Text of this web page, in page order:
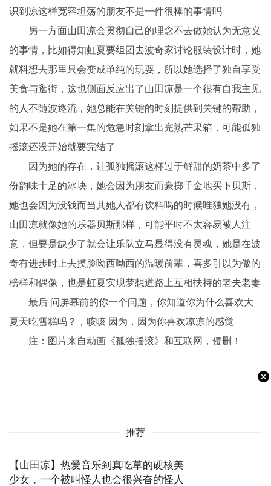
识到凉这样宽容坦荡的朋友不是一件很棒的事情吗
另一方面山田凉会贯彻自己的理念不去做她认为无意义
的事情，比如得知虹夏要组团去波奇家讨论服装设计时，她
就料想去那里只会变成单纯的玩耍，所以她选择了独自享受
美食与逛街，这也侧面反应出了山田凉是一个很有自我主见
的人不随波逐流，她总能在关键的时刻提供到关键的帮助，
如果不是她在第一集的危急时刻拿出完熟芒果箱，可能孤独
摇滚还没开始就要完结了
因为她的存在，让孤独摇滚这杯过于鲜甜的奶茶中多了
份韵味十足的冰块，她会因为朋友而豪掷千金地买下贝斯，
她也会因为没钱而当其她人都有饮料喝的时候唯独她没有，
山田凉就像她的乐器贝斯那样，可能平时不太容易被人注
意，但要是缺少了就会让乐队立马显得没有灵魂，她是在波
奇有进步时上去摸脸呦西呦西的温暖前辈，喜多引以为傲的
榜样和偶像，也是虹夏实现梦想道路上互相扶持的老夫老妻
最后 问屏幕前的你一个问题，你知道你为什么喜欢大
夏天吃雪糕吗？，咳咳 因为，因为你喜欢凉凉的感觉
注：图片来自动画《孤独摇滚》和互联网，侵删！
推荐
【山田凉】热爱音乐到真吃草的硬核美
少女，一个被叫怪人也会很兴奋的怪人